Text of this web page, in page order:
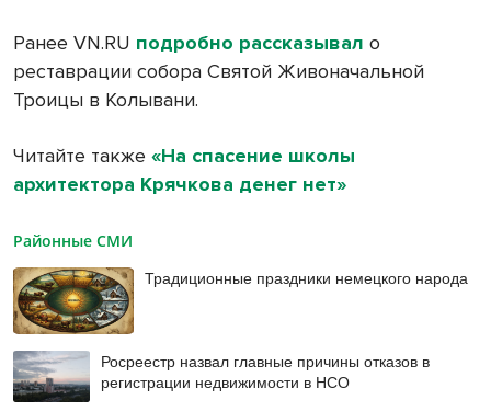
Ранее VN.RU подробно рассказывал о
реставрации собора Святой Живоначальной
Троицы в Колывани.
Читайте также «На спасение школы
архитектора Крячкова денег нет»
Районные СМИ
Традиционные праздники немецкого народа
Росреестр назвал главные причины отказов в
регистрации недвижимости в НСО